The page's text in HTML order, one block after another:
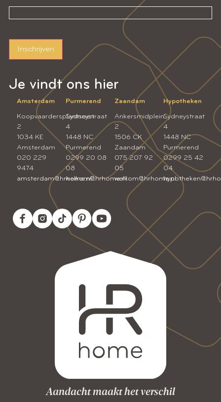
Je vindt ons hier
Amsterdam
Koopvaardersplantsoen
2
1034 KE
Amsterdam
020 229
9474
amsterdam@hrhome.nl
Purmerend
Sydneystraat
4
1448 NC
Purmerend
0299 20 08
08
welkom@hrhome.nl
Zaandam
Ankersmidplein
2
1506 CK
Zaandam
075 207 92
05
welkom@hrhome.nl
Hypotheken
Sydneystraat
4
1448 NC
Purmerend
0299 25 42
04
Inschrijven
Aandacht maakt het verschil